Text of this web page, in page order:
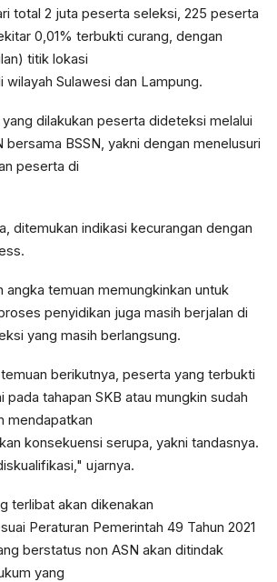
total 2 juta peserta seleksi, 225 peserta
0,01% terbukti curang, dengan
titik lokasi
wilayah Sulawesi dan Lampung.
dilakukan peserta dideteksi melalui
BSSN, yakni dengan menelusuri
peserta di
ditemukan indikasi kecurangan dengan
angka temuan memungkinkan untuk
penyidikan juga masih berjalan di
yang masih berlangsung.
berikutnya, peserta yang terbukti
pada tahapan SKB atau mungkin sudah
mendapatkan
konsekuensi serupa, yakni tandasnya.
ujarnya.
terlibat akan dikenakan
Peraturan Pemerintah 49 Tahun 2021
berstatus non ASN akan ditindak
yang